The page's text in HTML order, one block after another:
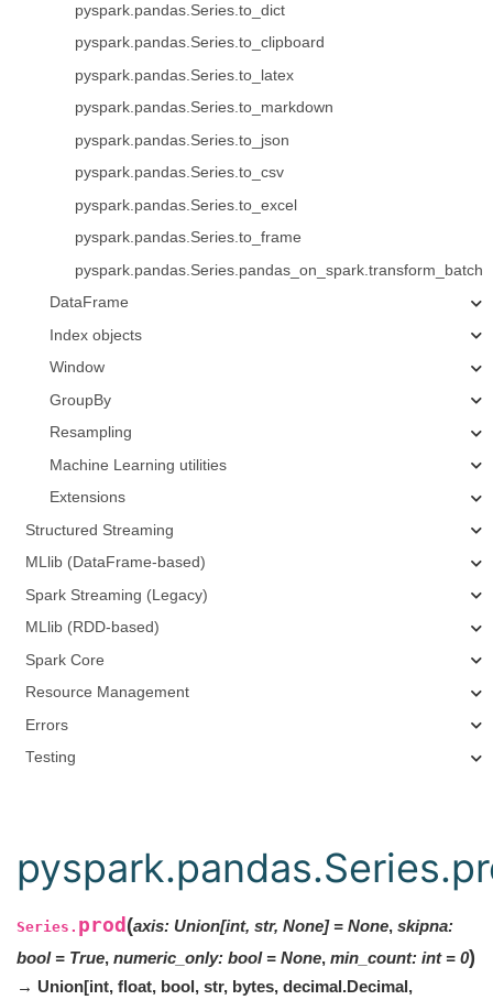
pyspark.pandas.Series.to_dict
pyspark.pandas.Series.to_clipboard
pyspark.pandas.Series.to_latex
pyspark.pandas.Series.to_markdown
pyspark.pandas.Series.to_json
pyspark.pandas.Series.to_csv
pyspark.pandas.Series.to_excel
pyspark.pandas.Series.to_frame
pyspark.pandas.Series.pandas_on_spark.transform_batch
DataFrame
Index objects
Window
GroupBy
Resampling
Machine Learning utilities
Extensions
Structured Streaming
MLlib (DataFrame-based)
Spark Streaming (Legacy)
MLlib (RDD-based)
Spark Core
Resource Management
Errors
Testing
Series. prod(axis: Union[int, str, None] = None, skipna:
bool = True, numeric_only: bool = None, min_count: int = 0)
→ Union[int, float, bool, str, bytes, decimal.Decimal,